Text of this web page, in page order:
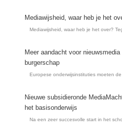
Mediawijsheid, waar heb je het
Mediawijsheid, waar heb je het over?
Meer aandacht voor
burgerschap
Europese onderwijsinstituties moeten
Nieuwe subsidieronde
het basisonderwijs
Na een zeer succesvolle start in het